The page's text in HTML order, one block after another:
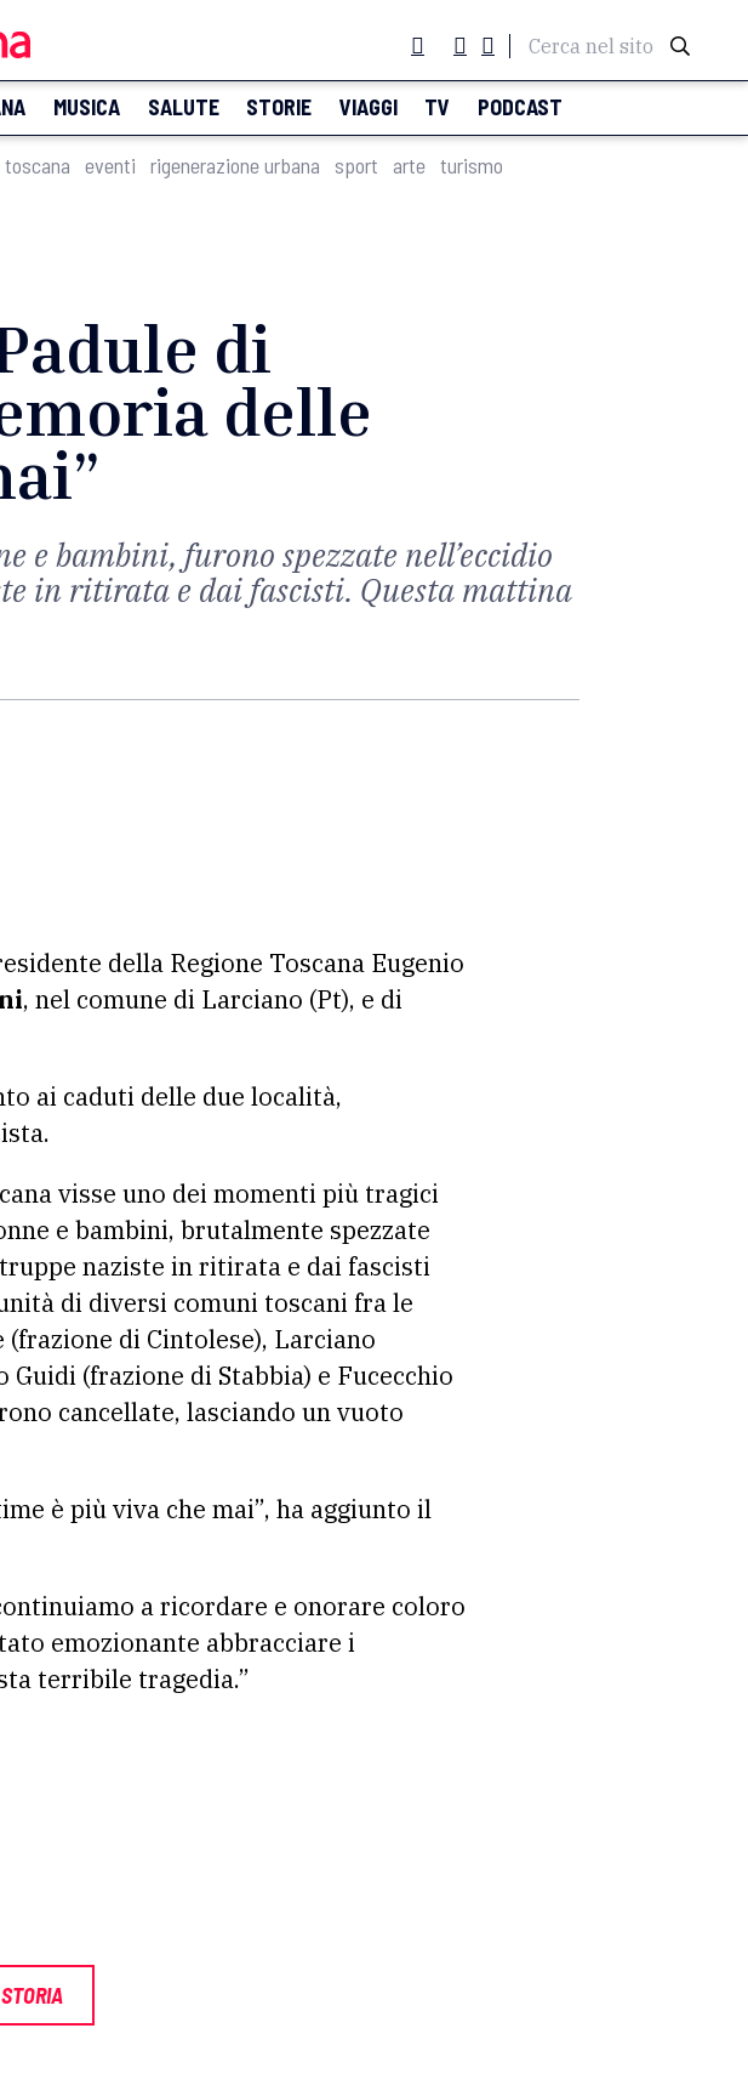
Cerca nel sito
MUSICA SALUTE STORIE VIAGGI TV PODCAST
eventi rigenerazione urbana sport arte turismo
di
delle
e bambini, furono spezzate nell’eccidio
in ritirata e dai fascisti. Questa mattina
della Regione Toscana Eugenio
, nel comune di Larciano (Pt), e di
ai caduti delle due località,
visse uno dei momenti più tragici
e bambini, brutalmente spezzate
naziste in ritirata e dai fascisti
di diversi comuni toscani fra le
di Cintolese), Larciano
(frazione di Stabbia) e Fucecchio
cancellate, lasciando un vuoto
è più viva che mai”, ha aggiunto il
a ricordare e onorare coloro
emozionante abbracciare i
terribile tragedia.”
STORIA